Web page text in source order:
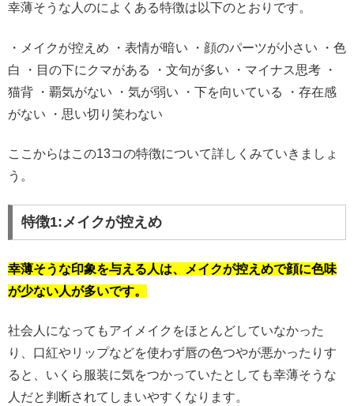
幸薄そうな人のによくある特徴は以下のとおりです。
・メイクが控えめ ・表情が暗い ・顔のパーツが小さい ・色
白 ・目の下にクマがある ・文句が多い ・マイナス思考 ・
猫背 ・覇気がない ・気が弱い ・下を向いている ・存在感
がない ・思い切り笑わない
ここからはこの13コの特徴について詳しくみていきましょ
う。
特徴1:メイクが控えめ
幸薄そうな印象を与える人は、メイクが控えめで顔に色味
が少ない人が多いです。
社会人になってもアイメイクをほとんどしていなかった
り、口紅やリップなどを使わず唇の色つやが悪かったりす
ると、いくら服装に気をつかっていたとしても幸薄そうな
人だと判断されてしまいやすくなります。